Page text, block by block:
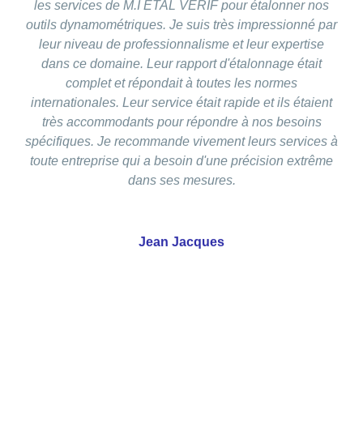
les services de M.I ETAL VERIF pour étalonner nos
outils dynamométriques. Je suis très impressionné par
leur niveau de professionnalisme et leur expertise
dans ce domaine. Leur rapport d'étalonnage était
complet et répondait à toutes les normes
internationales. Leur service était rapide et ils étaient
très accommodants pour répondre à nos besoins
spécifiques. Je recommande vivement leurs services à
toute entreprise qui a besoin d'une précision extrême
dans ses mesures.
Jean Jacques